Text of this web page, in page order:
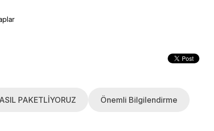
PAKETLİYORUZ Önemli Bilgilendirme